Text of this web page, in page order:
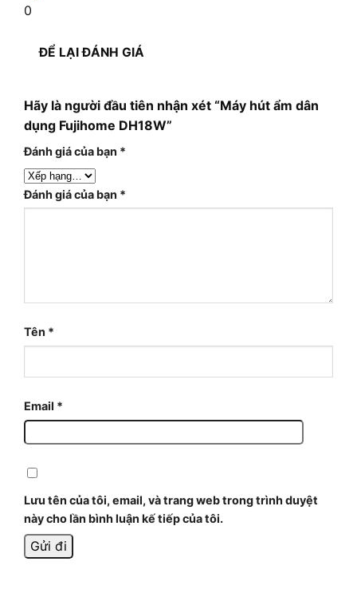
0
ĐỂ LẠI ĐÁNH GIÁ
Hãy là người đầu tiên nhận xét “Máy hút ẩm dân
dụng Fujihome DH18W”
Đánh giá của bạn *
Đánh giá của bạn *
Tên *
Email *
Lưu tên của tôi, email, và trang web trong trình duyệt
này cho lần bình luận kế tiếp của tôi.